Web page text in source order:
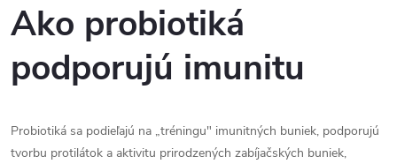
Ako probiotiká
podporujú imunitu
Probiotiká sa podieľajú na „tréningu" imunitných buniek, podporujú
tvorbu protilátok a aktivitu prirodzených zabíjačských buniek,